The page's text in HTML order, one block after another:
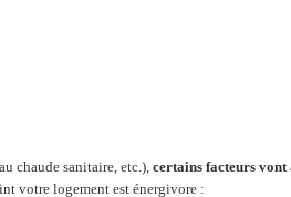
chaude sanitaire, etc.), certains facteurs
votre logement est énergivore :